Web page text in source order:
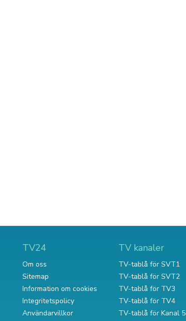
TV24
Om oss
Sitemap
Information om cookies
Integritetspolicy
Användarvillkor
TV kanaler
TV-tablå för SVT1
TV-tablå för SVT2
TV-tablå för TV3
TV-tablå för TV4
TV-tablå för Kanal 5